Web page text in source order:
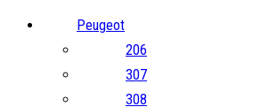
Peugeot
206
307
308